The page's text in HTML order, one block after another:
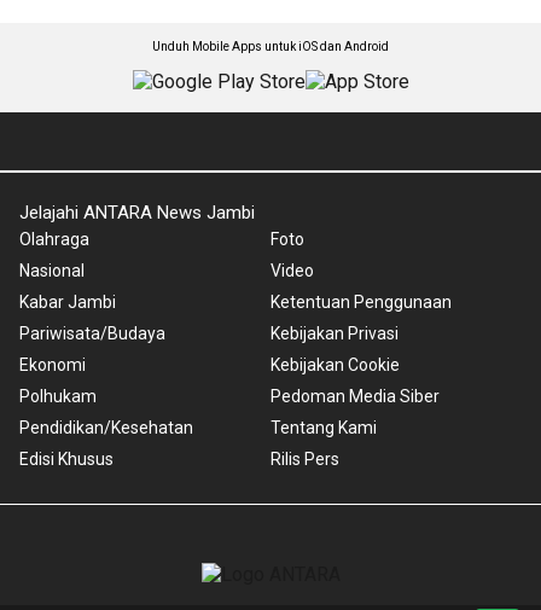
Unduh Mobile Apps untuk iOS dan Android
Jelajahi ANTARA News Jambi
Olahraga
Nasional
Kabar Jambi
Pariwisata/Budaya
Ekonomi
Polhukam
Pendidikan/Kesehatan
Edisi Khusus
Foto
Video
Ketentuan Penggunaan
Kebijakan Privasi
Kebijakan Cookie
Pedoman Media Siber
Tentang Kami
Rilis Pers